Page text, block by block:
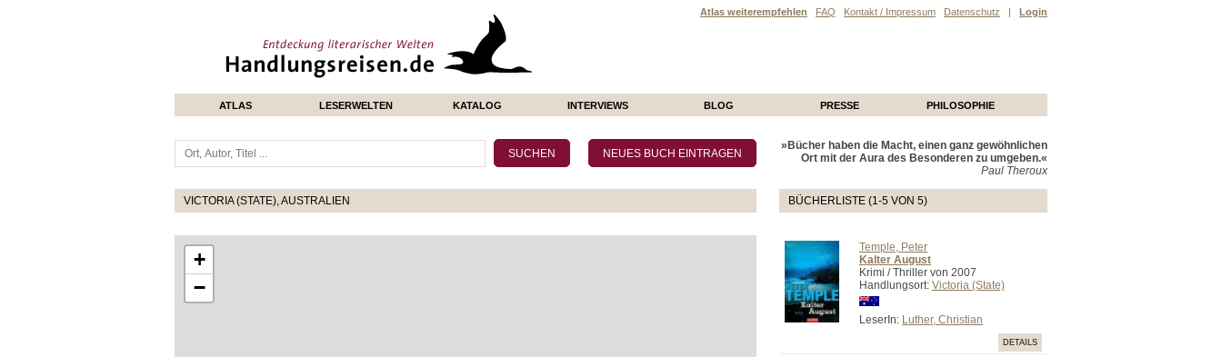
Atlas weiterempfehlen FAQ Kontakt / Impressum Datenschutz | Login
ATLAS LESERWELTEN KATALOG INTERVIEWS BLOG PRESSE PHILOSOPHIE
VICTORIA (STATE), AUSTRALIEN
+
−
»Bücher haben die Macht, einen ganz gewöhnlichen
Ort mit der Aura des Besonderen zu umgeben.«
Paul Theroux
BÜCHERLISTE (1-5 VON 5)
Temple, Peter
Kalter August
Krimi / Thriller von 2007
Handlungsort: Victoria (State)
LeserIn: Luther, Christian
DETAILS